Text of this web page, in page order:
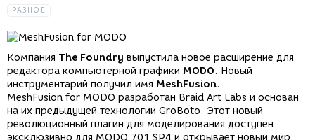
РАЗНОЕ
Компания The Foundry выпустила новое расширение для
редактора компьютерной графики MODO. Новый
инструментарий получил имя MeshFusion.
MeshFusion for MODO разработан Braid Art Labs и основан
на их предыдущей технологии GroBoto. Этот новый
революционный плагин для моделирования доступен